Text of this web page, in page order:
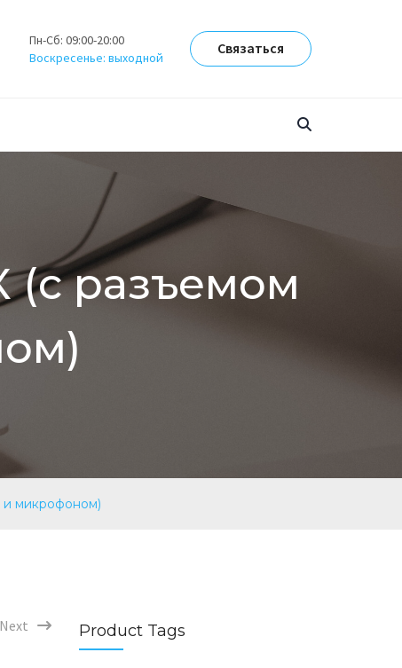
Пн-Сб: 09:00-20:00
Воскресенье: выходной
Связаться
(с разъемом
и микрофоном)
Next Product Tags